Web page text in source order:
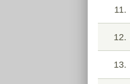
11
12
13